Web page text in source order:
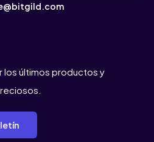
los últimos productos y